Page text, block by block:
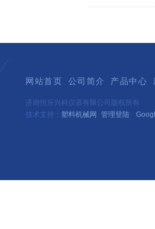
网站首页 公司简介 产品中心
济南恒乐兴科仪器有限公司版权所有
技术支持： 塑料机械网 管理登陆